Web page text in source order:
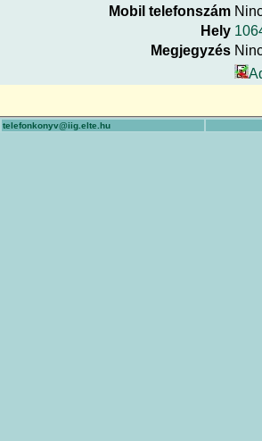
Mobil telefonszám
Hely
Megjegyzés
telefonkonyv@iig.elte.hu